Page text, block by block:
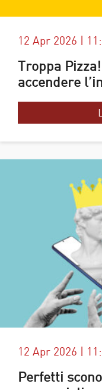
12 Apr 2026 |
Troppa
accendere
12 Apr 2026 |
Perfetti